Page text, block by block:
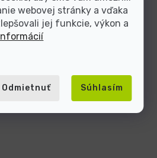
webovej stránky a vďaka
jej funkcie, výkon a
Odmietnuť Súhlasím